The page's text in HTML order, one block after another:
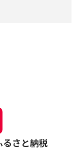
さと納税